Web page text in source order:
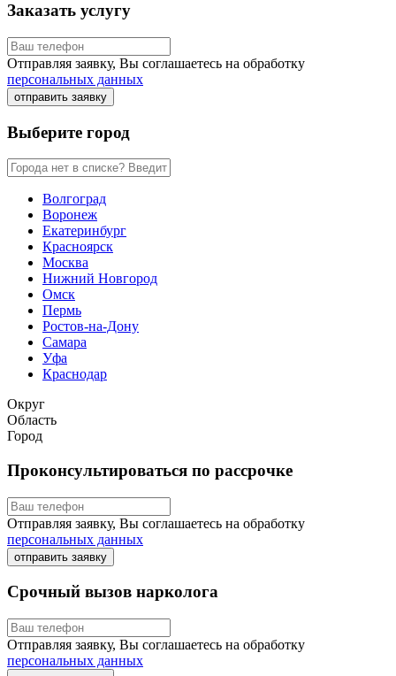
Заказать услугу
Отправляя заявку, Вы соглашаетесь на обработку
персональных данных
отправить заявку
Выберите город
Волгоград
Воронеж
Екатеринбург
Красноярск
Москва
Нижний Новгород
Омск
Пермь
Ростов-на-Дону
Самара
Уфа
Краснодар
Округ
Область
Город
Проконсультироваться по рассрочке
Отправляя заявку, Вы соглашаетесь на обработку
персональных данных
отправить заявку
Срочный вызов нарколога
Отправляя заявку, Вы соглашаетесь на обработку
персональных данных